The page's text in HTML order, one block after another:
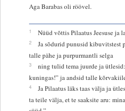
Aga Barabas oli röövel.
1 Nüüd võttis Pilaatus Jeesuse ja
2
Ja sõdurid punusid kibuvitstest
talle pähe ja purpurmantli selga
3
ning tulid tema juurde ja
kuningas!” ja andsid talle
4
Ja Pilaatus läks taas välja ja
ta teile välja, et te saaksite aru: